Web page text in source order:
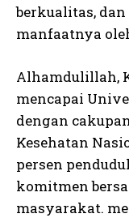
berkualitas,
manfaatnya
Alhamdulillah,
mencapai
dengan
Kesehatan
persen
komitmen
masyarakat.